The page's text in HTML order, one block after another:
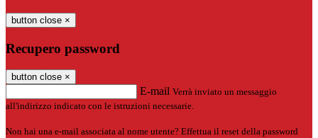
button close ×
Recupero password
button close ×
E-mail Verrà inviato un messaggio
all'indirizzo indicato con le istruzioni necessarie.
Non hai una e-mail associata al nome utente? Effettua il reset della password